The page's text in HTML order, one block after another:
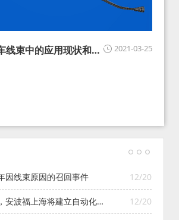
2021-03-25
线束中的应用现状和展
12/20
因线束原因的召回事件
12/20
安波福上海将建立自动化智